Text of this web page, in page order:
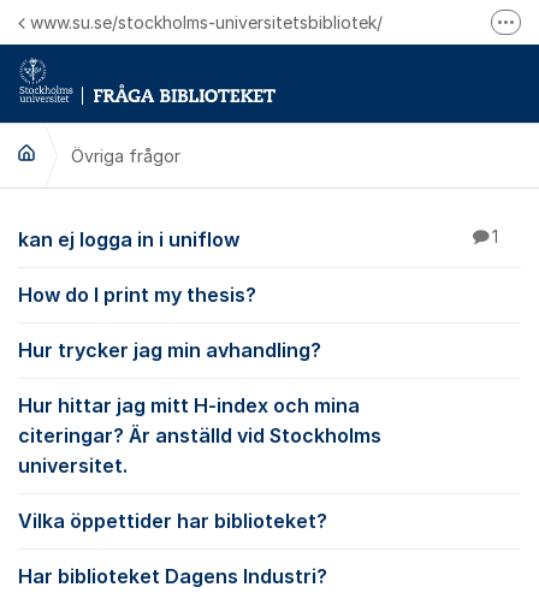
Hoppa till innehåll
www.su.se/stockholms-universitetsbibliotek/
Övriga frågor
Övriga frågor
kan ej logga in i uniflow 1
How do I print my thesis?
Hur trycker jag min avhandling?
Hur hittar jag mitt H-index och mina
citeringar? Är anställd vid Stockholms
universitet.
Vilka öppettider har biblioteket?
Har biblioteket Dagens Industri?